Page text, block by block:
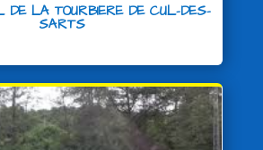
DE LA TOURBIERE DE CUL-DES-
SARTS